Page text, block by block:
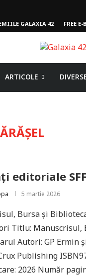
GALAXIA 42 FREE E-
ARTICOLE
editoriale SFF
5 martie 2026
Bursa și
Titlu: Manuscrisul,
Autori: GP Ermin
Publishing
2026 Număr